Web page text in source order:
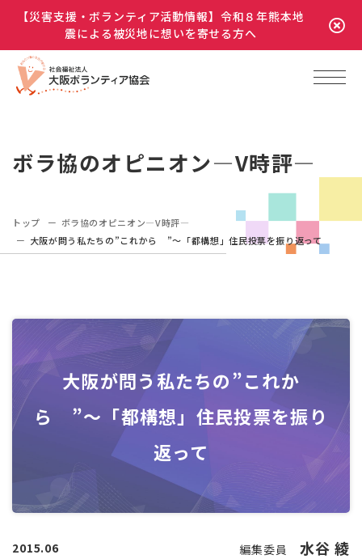
【災害支援・ボランティア活動情報】令和８年熊本地
震による被災地に想いを寄せる方へ
ボラ協のオピニオン―V時評―
トップ
ボラ協のオピニオン―V時評―
大阪が問う私たちの”これから ”～「都構想」住民投票を振り返って
大阪が問う私たちの”これか
ら ”～「都構想」住民投票を振り
返って
2015.06 編集委員 水谷 綾